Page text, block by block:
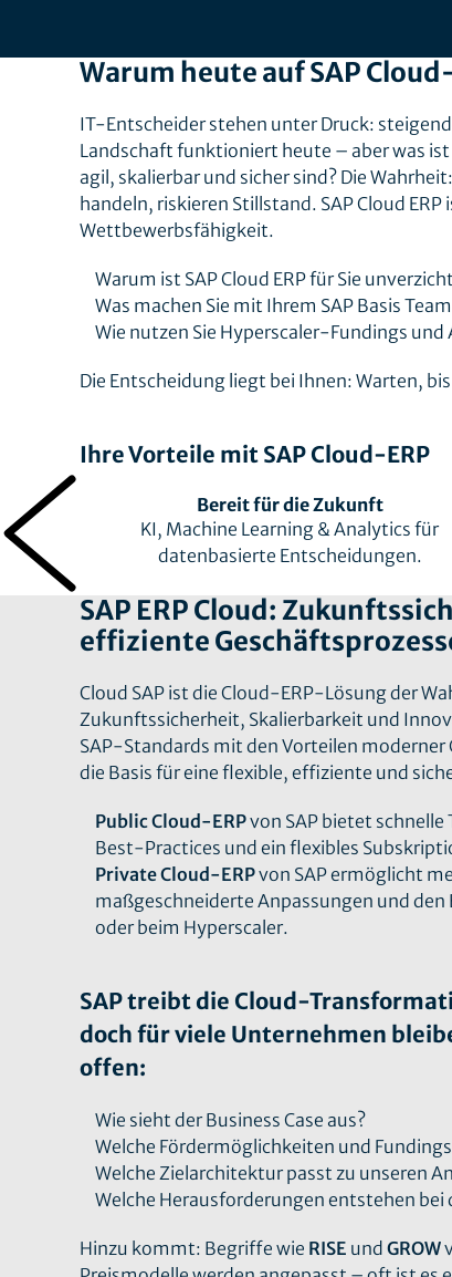
Warum heute auf SAP
IT-Entscheider stehen unter Druck:
Landschaft funktioniert heute – aber was
agil, skalierbar und sicher sind? Die
handeln, riskieren Stillstand. SAP Cloud
Wettbewerbsfähigkeit.
Warum ist SAP Cloud ERP für Sie
Was machen Sie mit Ihrem SAP Basis
Wie nutzen Sie Hyperscaler-Fundings
Die Entscheidung liegt bei Ihnen: Warten,
Ihre Vorteile mit SAP Cloud-ERP
Bereit für die Zukunft
KI, Machine Learning & Analytics für
datenbasierte Entscheidungen.
SAP ERP Cloud:
effiziente
Cloud SAP ist die Cloud-ERP-Lösung der
Zukunftssicherheit, Skalierbarkeit und
SAP-Standards mit den Vorteilen
die Basis für eine flexible, effiziente und
Public Cloud-ERPvon SAP bietet
Best-Practices und ein flexibles
Private Cloud-ERPvon SAP ermöglicht
maßgeschneiderte Anpassungen und
oder beim Hyperscaler.
SAP treibt die Cloud-
doch für viele Unternehmen
offen:
Wie sieht der Business Case aus?
Welche Fördermöglichkeiten und
Welche Zielarchitektur passt zu unseren
Welche Herausforderungen entstehen bei
Hinzu kommt: Begriffe wie RISE und GROW